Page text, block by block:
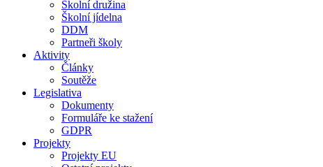
Školní družina
Školní jídelna
DDM
Partneři školy
Aktivity
Články
Soutěže
Legislativa
Dokumenty
Formuláře ke stažení
GDPR
Projekty
Projekty EU